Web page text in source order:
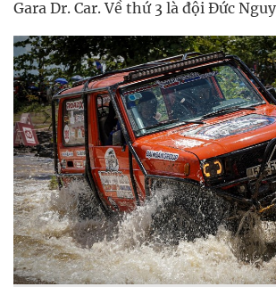
Gara Dr. Car. Về thứ 3 là đội Đức